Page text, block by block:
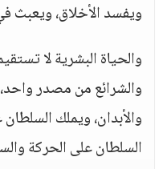
ويفسد الأخلاق، ويعبث
والحياة البشرية لا
والشرائع من مصدر
والأبدان، ويملك
السلطان على الحركة